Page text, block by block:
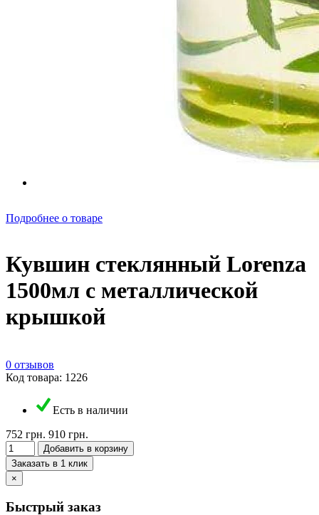
Подробнее о товаре
Кувшин стеклянный Lorenza
1500мл с металлической
крышкой
0 отзывов
Код товара: 1226
Есть в наличии
752 грн. 910 грн.
Добавить в корзину
Заказать в 1 клик
×
Быстрый заказ